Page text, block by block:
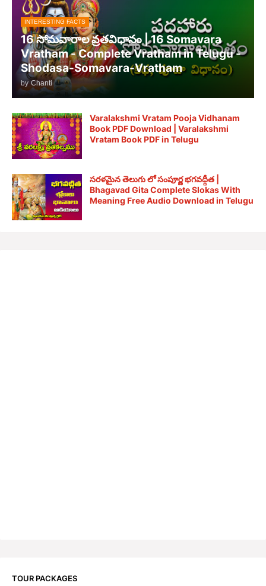
INTERESTING FACTS
16 సోమవారాల వ్రతవిధానం | 16 Somavara
Vratham - Complete Vratham in Telugu -
Shodasa-Somavara-Vratham
by Chanti
Varalakshmi Vratam Pooja Vidhanam
Book PDF Download | Varalakshmi
Vratam Book PDF in Telugu
సరళమైన తెలుగు లో సంపూర్ణ భగవద్గీత |
Bhagavad Gita Complete Slokas With
Meaning Free Audio Download in Telugu
TOUR PACKAGES